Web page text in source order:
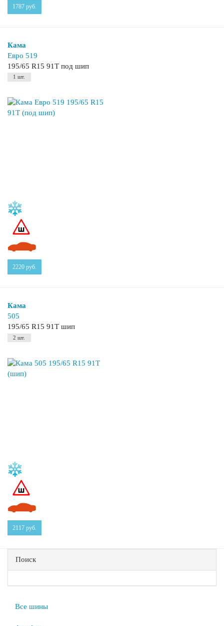
1787 руб.
Кама
Евро 519
195/65 R15 91T под шип
1 шт.
2220 руб.
Кама
505
195/65 R15 91T шип
2 шт.
2117 руб.
Поиск
Все шины